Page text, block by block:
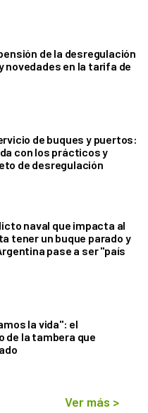
de la desregulación
novedades en la tarifa de
de buques y puertos:
con los prácticos y
de desregulación
naval que impacta al
tener un buque parado y
pase a ser "país
la vida": el
la tambera que
Ver más >